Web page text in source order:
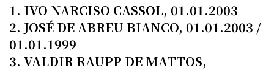
1. IVO NARCISO CASSOL, 01.01.2003
2. JOSÉ DE ABREU BIANCO, 01.01.2003 /
01.01.1999
3. VALDIR RAUPP DE MATTOS,